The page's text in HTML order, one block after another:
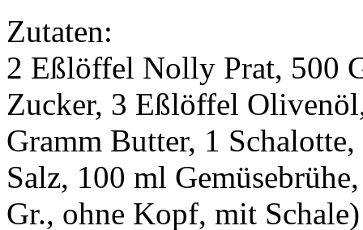
Zutaten:
2 Eßlöffel Nolly Prat, 500
Zucker, 3 Eßlöffel
Gramm Butter, 1
Salz, 100 ml
Gr., ohne Kopf, mit Schale)